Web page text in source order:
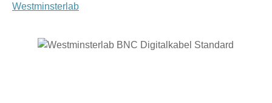
Westminsterlab
Bildergalerie überspringen